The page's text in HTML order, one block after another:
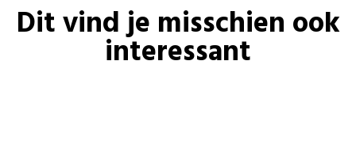
Dit vind je misschien ook
interessant